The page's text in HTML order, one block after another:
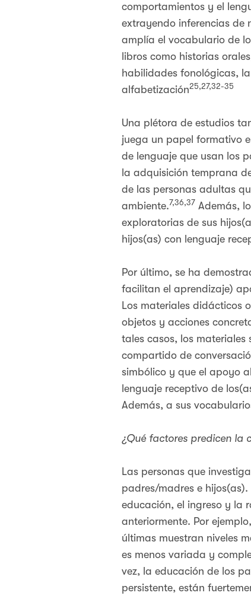
comportamientos y el
extrayendo inferencias de
amplía el vocabulario de
libros como historias
habilidades fonológicas,
alfabetización25,27,32-35
Una plétora de estudios
juega un papel formativo
de lenguaje que usan los
la adquisición temprana
de las personas adultas
ambiente.7,36,37 Además,
exploratorias de sus
hijos(as) con lenguaje
Por último, se ha
facilitan el aprendizaje)
Los materiales didácticos
objetos y acciones
tales casos, los
compartido de
simbólico y que el apoyo
lenguaje receptivo de
Además, a sus
¿Qué factores predicen la
Las personas que
padres/madres e
educación, el ingreso y la
anteriormente. Por
últimas muestran niveles
es menos variada y
vez, la educación de los
persistente, están